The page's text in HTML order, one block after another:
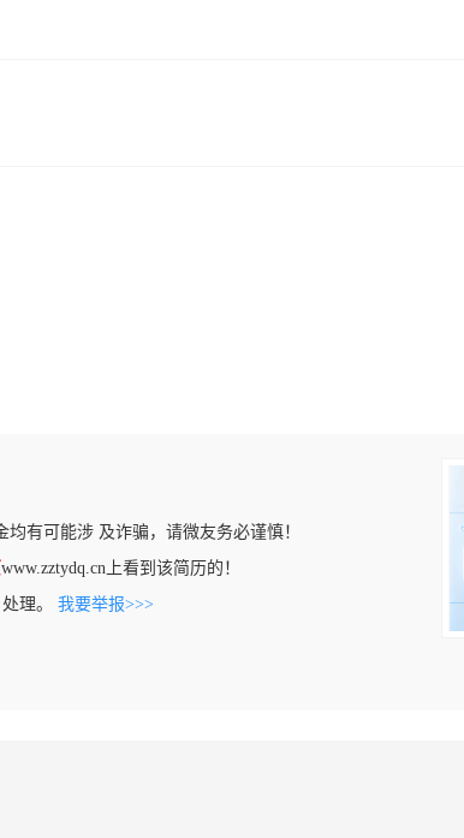
有可能涉 及诈骗，请微友务必谨慎！
www.zztydq.cn上看到该简历的！
理。 我要举报>>>